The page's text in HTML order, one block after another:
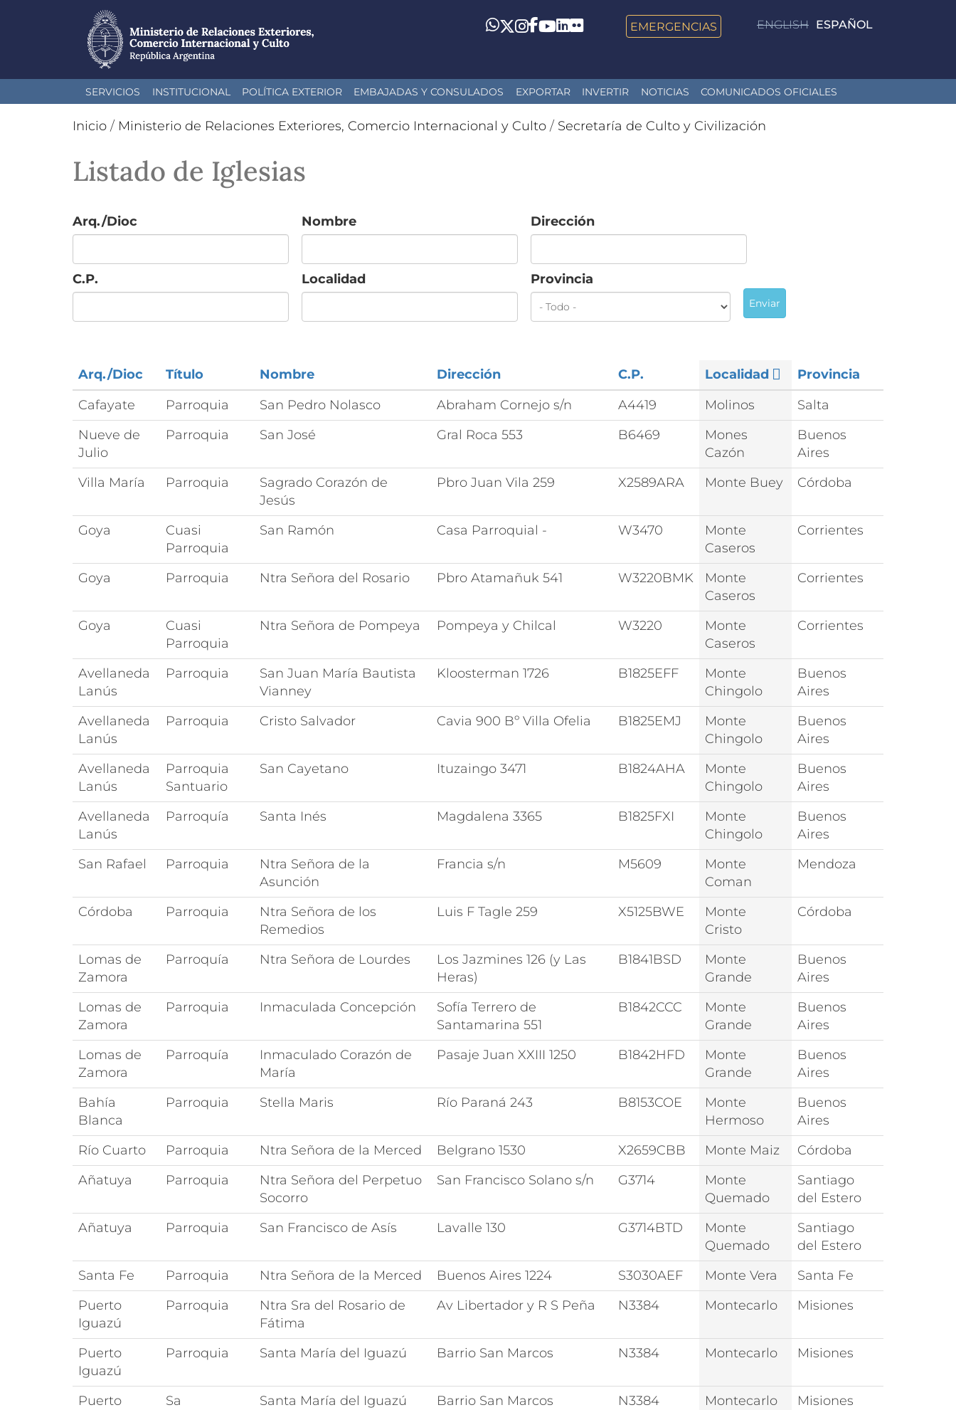
al
ENGLISH ESPAÑOL
Whatsapp
Twitter
Instagram
Facebook
YouTube
LinkedIn
Flickr EMERGENCIAS
SERVICIOS INSTITUCIONAL POLÍTICA EXTERIOR EMBAJADAS Y CONSULADOS EXPORTAR INVERTIR NOTICIAS COMUNICADOS OFICIALES
Inicio / Ministerio de Relaciones Exteriores, Comercio Internacional y Culto / Secretaría de Culto y Civilización
Listado de Iglesias
Arq./Dioc Nombre Dirección
C.P. Localidad Provincia
Enviar
Arq./Dioc Título Nombre Dirección C.P. Localidad
Provincia
Cafayate
Parroquia San Pedro Nolasco Abraham Cornejo s/n A4419 Molinos
Salta
Nueve de
Julio
Parroquia San José Gral Roca 553 B6469
Mones
Cazón
Buenos
Aires
Villa María
Parroquia
Sagrado Corazón de
Jesús
Pbro Juan Vila 259 X2589ARA Monte Buey Córdoba
Goya
Cuasi
Parroquia
San Ramón Casa Parroquial - W3470
Monte
Caseros
Corrientes
Goya Parroquia Ntra Señora del Rosario Pbro Atamañuk 541 W3220BMK
Monte
Caseros
Corrientes
Goya
Cuasi
Parroquia
Ntra Señora de Pompeya Pompeya y Chilcal W3220
Monte
Caseros
Corrientes
Avellaneda
Lanús
Parroquia
San Juan María Bautista
Vianney
Kloosterman 1726 B1825EFF
Monte
Chingolo
Buenos
Aires
Avellaneda
Lanús
Parroquia Cristo Salvador Cavia 900 Bº Villa Ofelia B1825EMJ
Monte
Chingolo
Buenos
Aires
Avellaneda
Lanús
Parroquia
Santuario
San Cayetano Ituzaingo 3471 B1824AHA
Monte
Chingolo
Buenos
Aires
Avellaneda
Lanús
Parroquía Santa Inés Magdalena 3365 B1825FXI
Monte
Chingolo
Buenos
Aires
San Rafael
Parroquia
Ntra Señora de la
Asunción
Francia s/n M5609
Monte
Coman
Mendoza
Córdoba Parroquia
Ntra Señora de los
Remedios
Luis F Tagle 259 X5125BWE
Monte
Cristo
Córdoba
Lomas de
Zamora
Parroquía Ntra Señora de Lourdes
Los Jazmines 126 (y Las
Heras)
B1841BSD
Monte
Grande
Buenos
Aires
Lomas de
Zamora
Parroquia Inmaculada Concepción
Sofía Terrero de
Santamarina 551
B1842CCC
Monte
Grande
Buenos
Aires
Lomas de
Zamora
Parroquía
Inmaculado Corazón de
María
Pasaje Juan XXIII 1250 B1842HFD
Monte
Grande
Buenos
Aires
Bahía
Blanca
Parroquia Stella Maris Río Paraná 243 B8153COE
Monte
Hermoso
Buenos
Aires
Río Cuarto
Parroquia Ntra Señora de la Merced Belgrano 1530 X2659CBB Monte Maiz
Córdoba
Añatuya
Parroquia
Ntra Señora del Perpetuo
Socorro
San Francisco Solano s/n G3714
Monte
Quemado
Santiago
del Estero
Añatuya
Parroquia San Francisco de Asís Lavalle 130 G3714BTD
Monte
Quemado
Santiago
del Estero
Santa Fe
Parroquia Ntra Señora de la Merced Buenos Aires 1224 S3030AEF Monte Vera
Santa Fe
Puerto
Iguazú
Parroquia
Ntra Sra del Rosario de
Fátima
Av Libertador y R S Peña N3384 Montecarlo Misiones
Puerto
Iguazú
Parroquia Santa María del Iguazú Barrio San Marcos N3384 Montecarlo Misiones
Puerto
Sa Santa María del Iguazú Barrio San Marcos N3384 Montecarlo Misiones